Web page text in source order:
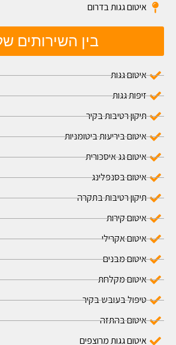
איטום גגות בדרום
בין השירותים
איטום גגות
זיפות גגות
תיקון רטיבות בקיר
איטום ביריעות ביטומניות
איטום גג איסכורית
איטום בסנפלינג
תיקון רטיבות בתקרה
איטום קירות
איטום אקרילי
איטום מבנים
איטום מקלחת
טיפול בעובש בקיר
איטום בהתזה
איטום גגות מרוצפים